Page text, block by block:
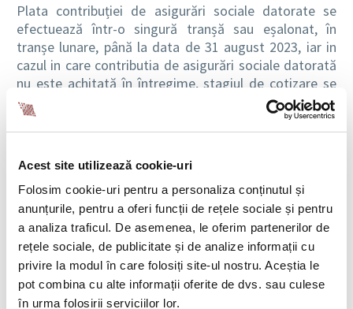
Acest site utilizează cookie-uri
Folosim cookie-uri pentru a personaliza conținutul și
anunțurile, pentru a oferi funcții de rețele sociale și pentru
a analiza traficul. De asemenea, le oferim partenerilor de
rețele sociale, de publicitate și de analize informații cu
privire la modul în care folosiți site-ul nostru. Aceștia le
pot combina cu alte informații oferite de dvs. sau culese
în urma folosirii serviciilor lor.
Plata contribuției de asigurări sociale datorate se
efectuează într-o singură tranșă sau eșalonat, în
tranșe lunare, până la data de 31 august 2023, iar in
cazul in care contributia de asigurări sociale datorată
nu este achitată în întregime, stagiul de cotizare se
constituie corespunzător plății efectuate
Ordinul 540/2021
Ordinul nr. 540 publicat in MO nr. 622 din 24.06.2021
Partea I pentru privind modificarea anexei nr. 1 la
Ordinul ministrului muncii și protecției sociale nr.
741/2020 pentru aprobarea modelului documentelor
prevăzute la art. XII alin. (1) din Ordonanța de urgență
a Guvernului nr. 30/2020 pentru modificarea și
completarea unor acte normative, precum și pentru
stabilirea unor măsuri în domeniul protecției sociale în